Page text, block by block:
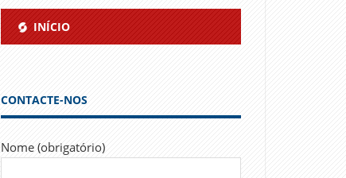
INÍCIO
CONTACTE-NOS
Nome (obrigatório)